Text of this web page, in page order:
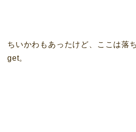
ちいかわもあったけど、ここは落
get。